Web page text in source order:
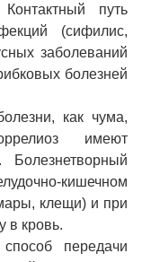
путь
(сифилис,
заболеваний
болезней
как чума,
имеют
Болезнетворный
кишечном
клещи) и при
в кровь.
передачи